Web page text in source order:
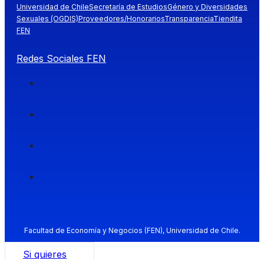
Universidad de ChileSecretaría de EstudiosGénero y Diversidades
Sexuales (OGDIS)Proveedores/HonorariosTransparenciaTiendita
FEN
Redes Sociales FEN
Facultad de Economía y Negocios (FEN), Universidad de Chile.
Si quieres